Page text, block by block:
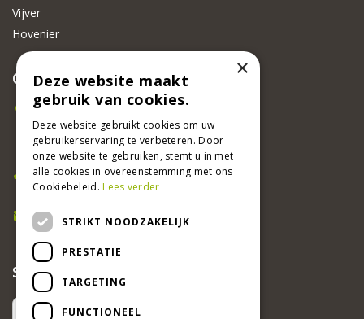
Vijver
Hovenier
CONTACT
Beeker Tuincentrum
Adsteeg 31
6191 PW Beek
Bel ons
046 437 2881
E-mail
info@beekertuincentrum.nl
SCHRIJF EEN RECENSIE EN WIN!
×
Deze website maakt
gebruik van cookies.
Deze website gebruikt cookies om uw
gebruikerservaring te verbeteren. Door
onze website te gebruiken, stemt u in met
alle cookies in overeenstemming met ons
Cookiebeleid.Lees verder
STRIKT NOODZAKELIJK
PRESTATIE
TARGETING
FUNCTIONEEL